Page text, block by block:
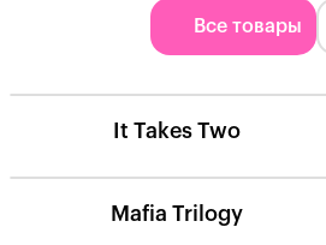
Все товары
It Takes Two
Mafia Trilogy